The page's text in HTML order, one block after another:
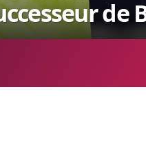
de